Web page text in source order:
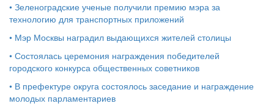
• Зеленоградские ученые получили премию мэра за
технологию для транспортных приложений
• Мэр Москвы наградил выдающихся жителей столицы
• Состоялась церемония награждения победителей
городского конкурса общественных советников
• В префектуре округа состоялось заседание и награждение
молодых парламентариев